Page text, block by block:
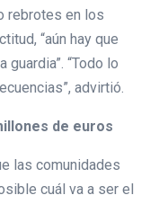
rebrotes en los
“aún hay que
“Todo lo
advirtió.
de euros
las comunidades
cuál va a ser el